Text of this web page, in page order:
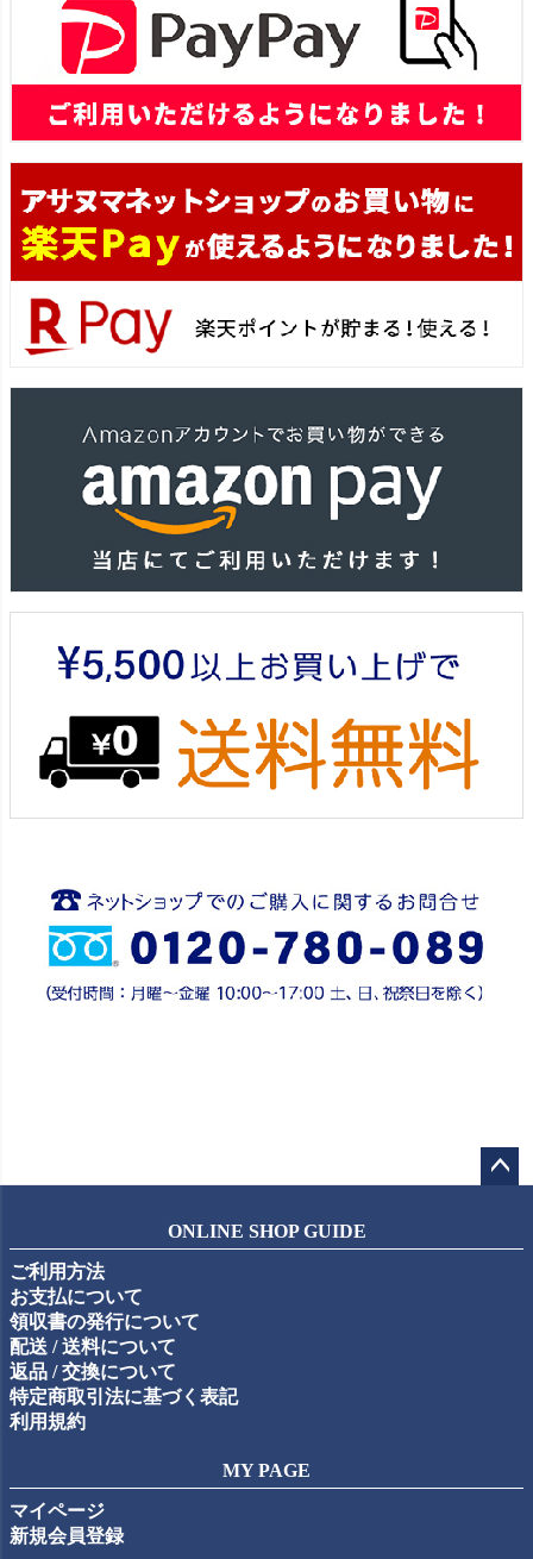
ップ
ONLINE SHOP GUIDE
ご利用方法
お支払について
領収書の発行について
配送 / 送料について
返品 / 交換について
特定商取引法に基づく表記
利用規約
MY PAGE
マイページ
新規会員登録